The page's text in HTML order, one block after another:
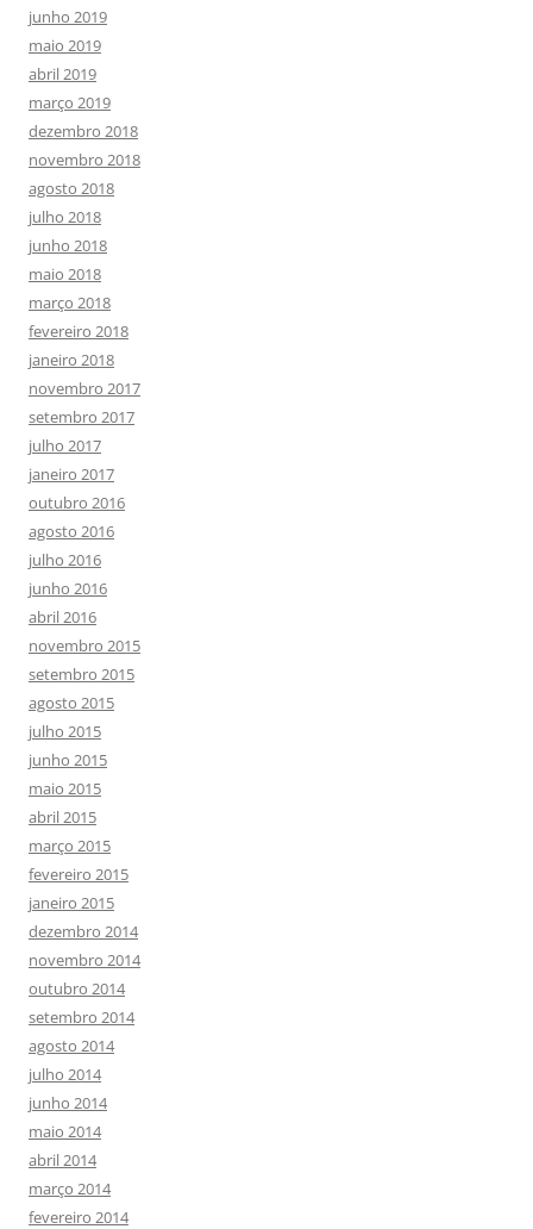
junho 2019
maio 2019
abril 2019
março 2019
dezembro 2018
novembro 2018
agosto 2018
julho 2018
junho 2018
maio 2018
março 2018
fevereiro 2018
janeiro 2018
novembro 2017
setembro 2017
julho 2017
janeiro 2017
outubro 2016
agosto 2016
julho 2016
junho 2016
abril 2016
novembro 2015
setembro 2015
agosto 2015
julho 2015
junho 2015
maio 2015
abril 2015
março 2015
fevereiro 2015
janeiro 2015
dezembro 2014
novembro 2014
outubro 2014
setembro 2014
agosto 2014
julho 2014
junho 2014
maio 2014
abril 2014
março 2014
fevereiro 2014